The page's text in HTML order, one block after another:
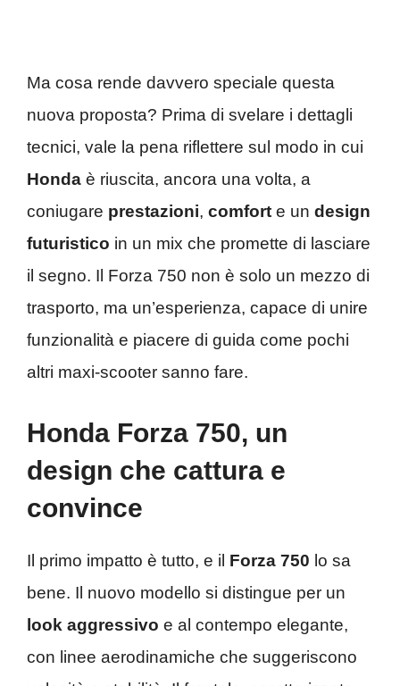
Ma cosa rende davvero speciale questa
nuova proposta? Prima di svelare i dettagli
tecnici, vale la pena riflettere sul modo in cui
Honda è riuscita, ancora una volta, a
coniugare prestazioni, comfort e un design
futuristico in un mix che promette di lasciare
il segno. Il Forza 750 non è solo un mezzo di
trasporto, ma un’esperienza, capace di unire
funzionalità e piacere di guida come pochi
altri maxi-scooter sanno fare.
Honda Forza 750, un
design che cattura e
convince
Il primo impatto è tutto, e il Forza 750 lo sa
bene. Il nuovo modello si distingue per un
look aggressivo e al contempo elegante,
con linee aerodinamiche che suggeriscono